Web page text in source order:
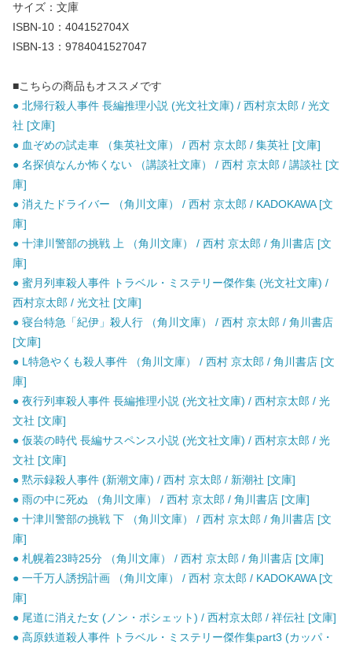
サイズ：文庫
ISBN-10：404152704X
ISBN-13：9784041527047
■こちらの商品もオススメです
● 北帰行殺人事件 長編推理小説 (光文社文庫) / 西村京太郎 / 光文
社 [文庫]
● 血ぞめの試走車 （集英社文庫） / 西村 京太郎 / 集英社 [文庫]
● 名探偵なんか怖くない （講談社文庫） / 西村 京太郎 / 講談社 [文
庫]
● 消えたドライバー （角川文庫） / 西村 京太郎 / KADOKAWA [文
庫]
● 十津川警部の挑戦 上 （角川文庫） / 西村 京太郎 / 角川書店 [文
庫]
● 蜜月列車殺人事件 トラベル・ミステリー傑作集 (光文社文庫) /
西村京太郎 / 光文社 [文庫]
● 寝台特急「紀伊」殺人行 （角川文庫） / 西村 京太郎 / 角川書店
[文庫]
● L特急やくも殺人事件 （角川文庫） / 西村 京太郎 / 角川書店 [文
庫]
● 夜行列車殺人事件 長編推理小説 (光文社文庫) / 西村京太郎 / 光
文社 [文庫]
● 仮装の時代 長編サスペンス小説 (光文社文庫) / 西村京太郎 / 光
文社 [文庫]
● 黙示録殺人事件 (新潮文庫) / 西村 京太郎 / 新潮社 [文庫]
● 雨の中に死ぬ （角川文庫） / 西村 京太郎 / 角川書店 [文庫]
● 十津川警部の挑戦 下 （角川文庫） / 西村 京太郎 / 角川書店 [文
庫]
● 札幌着23時25分 （角川文庫） / 西村 京太郎 / 角川書店 [文庫]
● 一千万人誘拐計画 （角川文庫） / 西村 京太郎 / KADOKAWA [文
庫]
● 尾道に消えた女 (ノン・ポシェット) / 西村京太郎 / 祥伝社 [文庫]
● 高原鉄道殺人事件 トラベル・ミステリー傑作集part3 (カッパ・